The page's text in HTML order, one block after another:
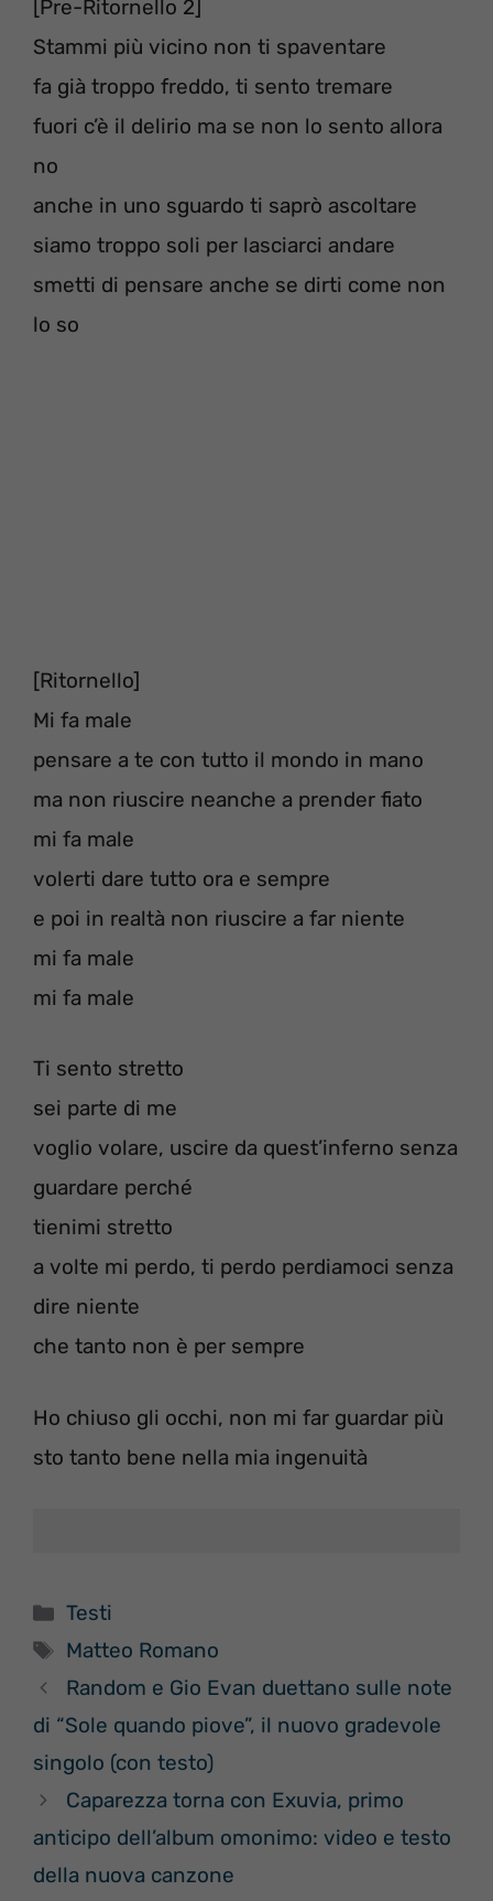
[Pre-Ritornello 2]
Stammi più vicino non ti spaventare
fa già troppo freddo, ti sento tremare
fuori c’è il delirio ma se non lo sento allora
no
anche in uno sguardo ti saprò ascoltare
siamo troppo soli per lasciarci andare
smetti di pensare anche se dirti come non
lo so
[Ritornello]
Mi fa male
pensare a te con tutto il mondo in mano
ma non riuscire neanche a prender fiato
mi fa male
volerti dare tutto ora e sempre
e poi in realtà non riuscire a far niente
mi fa male
mi fa male
Ti sento stretto
sei parte di me
voglio volare, uscire da quest’inferno senza
guardare perché
tienimi stretto
a volte mi perdo, ti perdo perdiamoci senza
dire niente
che tanto non è per sempre
Ho chiuso gli occhi, non mi far guardar più
sto tanto bene nella mia ingenuità
Categorie
Testi
Tag
Matteo Romano
Random e Gio Evan duettano sulle note
di “Sole quando piove”, il nuovo gradevole
singolo (con testo)
Caparezza torna con Exuvia, primo
anticipo dell’album omonimo: video e testo
della nuova canzone